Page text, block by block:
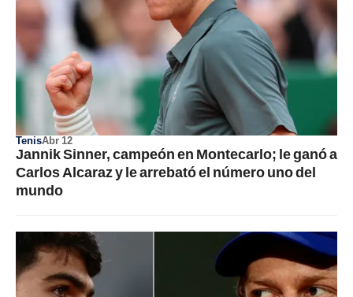
TenisAbr 12
Jannik Sinner, campeón en Montecarlo; le ganó a
Carlos Alcaraz y le arrebató el número uno del
mundo